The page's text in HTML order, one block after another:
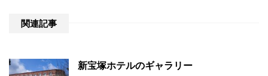
関連記事
新宝塚ホテルのギャラリー